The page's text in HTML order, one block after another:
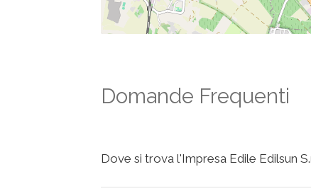
Domande Frequenti
Dove si trova l'Impresa Edile Edilsun